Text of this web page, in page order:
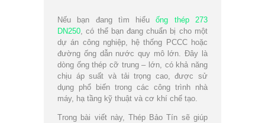
Nếu bạn đang tìm hiểuống thép 273
DN250 , có thể bạn đang chuẩn bị cho một
dự án công nghiệp, hệ thống PCCC hoặc
đường ống dẫn nước quy mô lớn. Đây là
dòng ống thép cỡ trung – lớn, có khả năng
chịu áp suất và tải trọng cao, được sử
dụng phổ biến trong các công trình nhà
máy, hạ tầng kỹ thuật và cơ khí chế tạo.
Trong bài viết này, Thép Bảo Tín sẽ giúp